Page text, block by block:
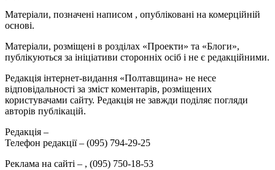
Матеріали, позначені написом , опубліковані на комерційній
основі.
Матеріали, розміщені в розділах «Проекти» та «Блоги»,
публікуються за ініціативи сторонніх осіб і не є редакційними.
Редакція інтернет-видання «Полтавщина» не несе
відповідальності за зміст коментарів, розміщених
користувачами сайту. Редакція не завжди поділяє погляди
авторів публікацій.
Редакція –
Телефон редакції – (095) 794-29-25
Реклама на сайті – , (095) 750-18-53